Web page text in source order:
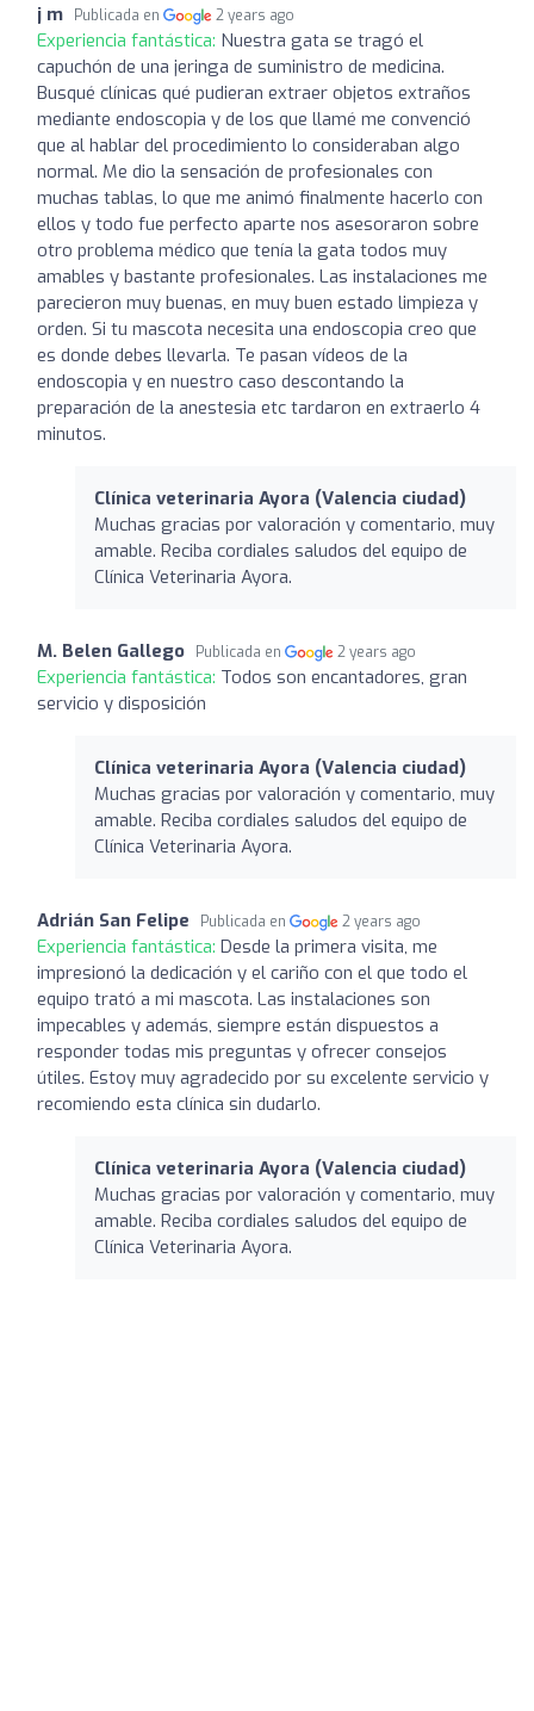
j m Publicada en 2 years ago
Experiencia fantástica: Nuestra gata se tragó el
capuchón de una jeringa de suministro de medicina.
Busqué clínicas qué pudieran extraer objetos extraños
mediante endoscopia y de los que llamé me convenció
que al hablar del procedimiento lo consideraban algo
normal. Me dio la sensación de profesionales con
muchas tablas, lo que me animó finalmente hacerlo con
ellos y todo fue perfecto aparte nos asesoraron sobre
otro problema médico que tenía la gata todos muy
amables y bastante profesionales. Las instalaciones me
parecieron muy buenas, en muy buen estado limpieza y
orden. Si tu mascota necesita una endoscopia creo que
es donde debes llevarla. Te pasan vídeos de la
endoscopia y en nuestro caso descontando la
preparación de la anestesia etc tardaron en extraerlo 4
minutos.
Clínica veterinaria Ayora (Valencia ciudad)
Muchas gracias por valoración y comentario, muy
amable. Reciba cordiales saludos del equipo de
Clínica Veterinaria Ayora.
M. Belen Gallego Publicada en 2 years ago
Experiencia fantástica: Todos son encantadores, gran
servicio y disposición
Clínica veterinaria Ayora (Valencia ciudad)
Muchas gracias por valoración y comentario, muy
amable. Reciba cordiales saludos del equipo de
Clínica Veterinaria Ayora.
Adrián San Felipe Publicada en 2 years ago
Experiencia fantástica: Desde la primera visita, me
impresionó la dedicación y el cariño con el que todo el
equipo trató a mi mascota. Las instalaciones son
impecables y además, siempre están dispuestos a
responder todas mis preguntas y ofrecer consejos
útiles. Estoy muy agradecido por su excelente servicio y
recomiendo esta clínica sin dudarlo.
Clínica veterinaria Ayora (Valencia ciudad)
Muchas gracias por valoración y comentario, muy
amable. Reciba cordiales saludos del equipo de
Clínica Veterinaria Ayora.